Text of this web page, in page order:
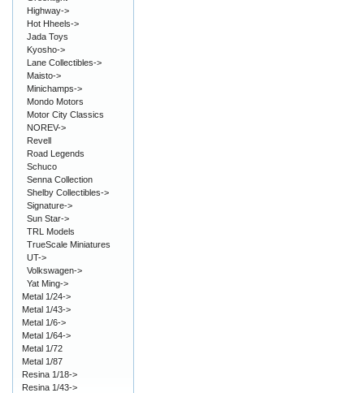
Highway->
Hot Hheels->
Jada Toys
Kyosho->
Lane Collectibles->
Maisto->
Minichamps->
Mondo Motors
Motor City Classics
NOREV->
Revell
Road Legends
Schuco
Senna Collection
Shelby Collectibles->
Signature->
Sun Star->
TRL Models
TrueScale Miniatures
UT->
Volkswagen->
Yat Ming->
Metal 1/24->
Metal 1/43->
Metal 1/6->
Metal 1/64->
Metal 1/72
Metal 1/87
Resina 1/18->
Resina 1/43->